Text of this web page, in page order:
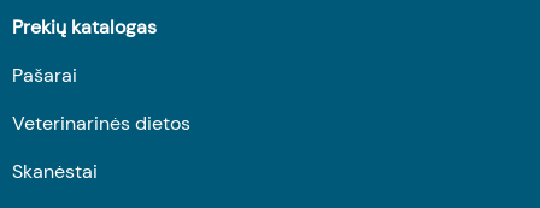
Prekių katalogas
Pašarai
Veterinarinės dietos
Skanėstai